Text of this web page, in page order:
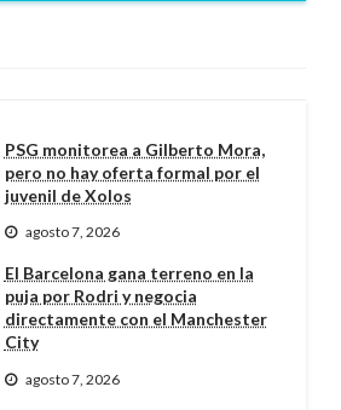
PSG monitorea a Gilberto Mora,
pero no hay oferta formal por el
juvenil de Xolos
agosto 7, 2026
El Barcelona gana terreno en la
puja por Rodri y negocia
directamente con el Manchester
City
agosto 7, 2026